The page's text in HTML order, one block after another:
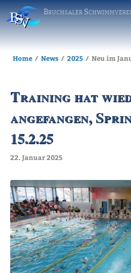
Bruchsaler
Home News 2025 Neu im
Training hat
angefangen,
15.2.25
22. Januar 2025